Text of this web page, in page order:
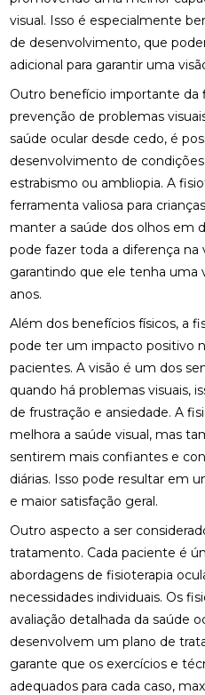
visual. Isso é especialmente
de desenvolvimento, que
adicional para garantir uma
Outro benefício importante da
prevenção de problemas
saúde ocular desde cedo, é
desenvolvimento de
estrabismo ou ambliopia. A
ferramenta valiosa para
manter a saúde dos olhos em
pode fazer toda a diferença na
garantindo que ele tenha uma
anos.
Além dos benefícios físicos, a
pode ter um impacto positivo
pacientes. A visão é um dos
quando há problemas visuais,
de frustração e ansiedade. A
melhora a saúde visual, mas
sentirem mais confiantes e
diárias. Isso pode resultar em
e maior satisfação geral.
Outro aspecto a ser
tratamento. Cada paciente é
abordagens de fisioterapia
necessidades individuais. Os
avaliação detalhada da saúde
desenvolvem um plano de
garante que os exercícios e
adequados para cada caso,
BENEFÍCIOS DA
BENEFÍCIOS DA
BENEFÍCIOS DA PALMILA ORTOPÉDICA PARA
SAÚDE
BENEFÍCIOS DA PALMILHA PARA JOANETE QUE
VOCÊ PRECISA CONHECER
BENEFÍCIOS DA
BENEFÍCIOS DA QUIROPRAXIA CERVICAL PARA SUA
SAÚDE
SAÚDE: GUIA COMPLETO
BENEFÍCIOS DA QUIROPRAXIA CERVICAL: UM GUIA
COMPLETO
BENEFÍCIOS DA
BENEFÍCIOS DA
BENEFÍCIOS DA
BENEFÍCIOS DA QUIROPRAXIA PARA ALIVIAR O
NERVO CIÁTICO
COMO FUNCIONA
BENEFÍCIOS DA QUIROPRAXIA PARA O NERVO
CIÁTICO